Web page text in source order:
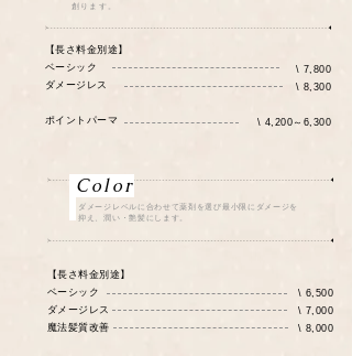
創ります。
\ 7,800
\ 8,300
\ 4,200～6,300
【長さ料金別途】
ベーシック
ダメージレス
ポイントパーマ
ダメージレベルに合わせて薬剤を選び最小限にダメージを
抑え、潤い・艶髪にします。
Color
\ 6,500
\ 7,000
\ 8,000
【長さ料金別途】
ベーシック
​ダメージレス
​魔法髪質改善